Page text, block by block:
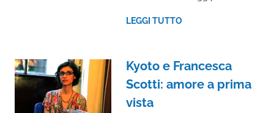
LEGGI TUTTO
Kyoto e Francesca
Scotti: amore a prima
vista